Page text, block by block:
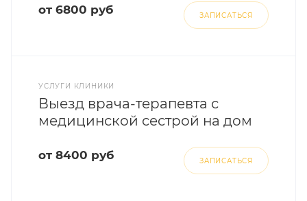
от 6800 руб ЗАПИСАТЬСЯ
УСЛУГИ КЛИНИКИ
Выезд врача-терапевта с
медицинской сестрой на дом
от 8400 руб ЗАПИСАТЬСЯ